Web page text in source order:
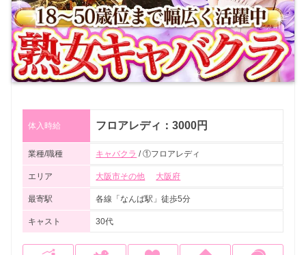
体入時給 フロアレディ：3000円
業種/職種 キャバクラ / ①フロアレディ
エリア 大阪市その他 大阪府
最寄駅 各線「なんば駅」徒歩5分
キャスト 30代